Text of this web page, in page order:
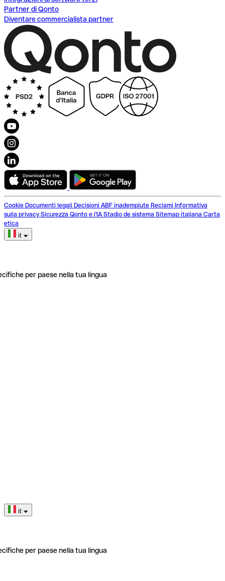
Partner di Qonto
Diventare commercialista partner
Cookie Documenti legali Decisioni ABF inadempiute Reclami Informativa
sulla privacy Sicurezza Qonto e l'IA Stadio de sistema Sitemap italiana Carta
etica
it
per paese nella tua lingua
it
per paese nella tua lingua